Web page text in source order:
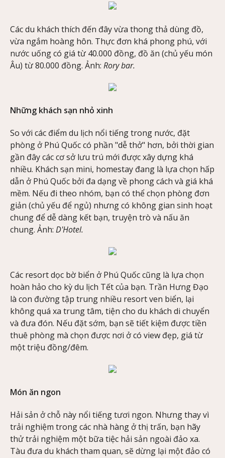
Các du khách thích đến đây vừa thong thả dùng đồ,
vừa ngắm hoàng hôn. Thực đơn khá phong phú, với
nước uống có giá từ 40.000 đồng, đồ ăn (chủ yếu món
Âu) từ 80.000 đồng. Ảnh: Rory bar.
Những khách sạn nhỏ xinh
So với các điểm du lịch nổi tiếng trong nước, đặt
phòng ở Phú Quốc có phần "dễ thở" hơn, bởi thời gian
gần đây các cơ sở lưu trú mới được xây dựng khá
nhiều. Khách sạn mini, homestay đang là lựa chọn hấp
dẫn ở Phú Quốc bởi đa dạng về phong cách và giá khá
mềm. Nếu đi theo nhóm, bạn có thể chọn phòng đơn
giản (chủ yếu để ngủ) nhưng có không gian sinh hoạt
chung để dễ dàng kết bạn, truyện trò và nấu ăn
chung. Ảnh: D'Hotel.
Các resort dọc bờ biển ở Phú Quốc cũng là lựa chọn
hoàn hảo cho kỳ du lịch Tết của bạn. Trần Hưng Đạo
là con đường tập trung nhiều resort ven biển, lại
không quá xa trung tâm, tiện cho du khách di chuyển
và đưa đón. Nếu đặt sớm, bạn sẽ tiết kiệm được tiền
thuê phòng mà chọn được nơi ở có view đẹp, giá từ
một triệu đồng/đêm.
Món ăn ngon
Hải sản ở chỗ này nổi tiếng tươi ngon. Nhưng thay vì
trải nghiệm trong các nhà hàng ở thị trấn, bạn hãy
thử trải nghiệm một bữa tiệc hải sản ngoài đảo xa.
Tàu đưa du khách tham quan, sẽ dừng lại một đảo có